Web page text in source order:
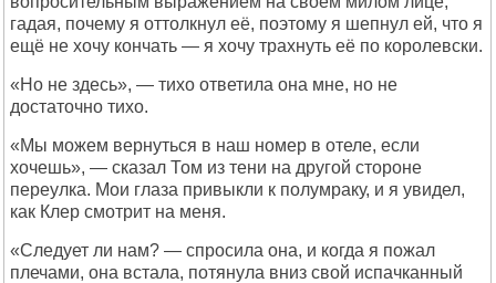
гадая, почему я оттолкнул её, поэтому я шепнул ей, что я
ещё не хочу кончать — я хочу трахнуть её по королевски.
«Но не здесь», — тихо ответила она мне, но не
достаточно тихо.
«Мы можем вернуться в наш номер в отеле, если
хочешь», — сказал Том из тени на другой стороне
переулка. Мои глаза привыкли к полумраку, и я увидел,
как Клер смотрит на меня.
«Следует ли нам? — спросила она, и когда я пожал
плечами, она встала, потянула вниз свой испачканный